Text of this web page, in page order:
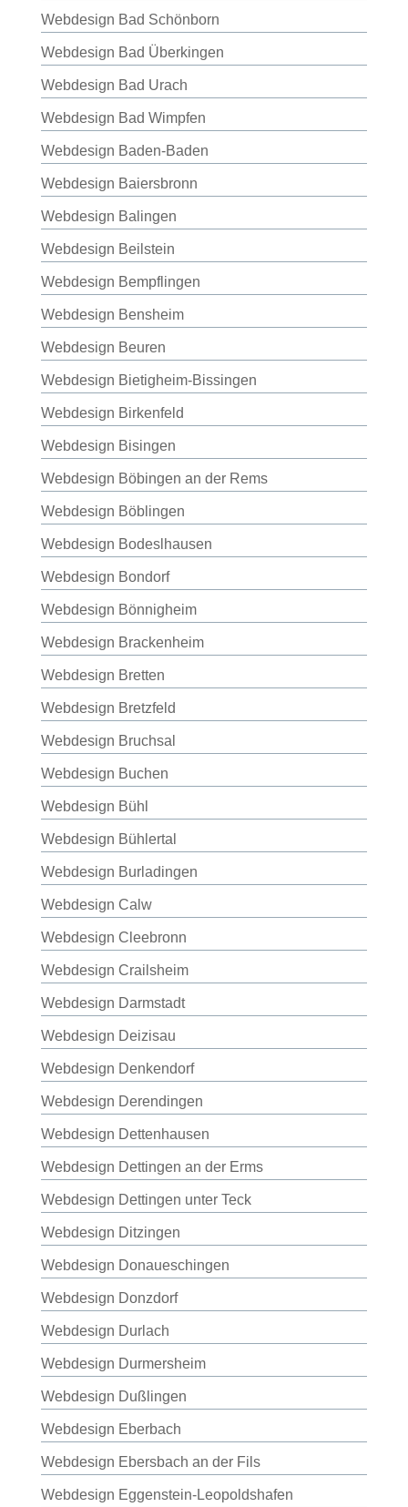
Webdesign Bad Schönborn
Webdesign Bad Überkingen
Webdesign Bad Urach
Webdesign Bad Wimpfen
Webdesign Baden-Baden
Webdesign Baiersbronn
Webdesign Balingen
Webdesign Beilstein
Webdesign Bempflingen
Webdesign Bensheim
Webdesign Beuren
Webdesign Bietigheim-Bissingen
Webdesign Birkenfeld
Webdesign Bisingen
Webdesign Böbingen an der Rems
Webdesign Böblingen
Webdesign Bodeslhausen
Webdesign Bondorf
Webdesign Bönnigheim
Webdesign Brackenheim
Webdesign Bretten
Webdesign Bretzfeld
Webdesign Bruchsal
Webdesign Buchen
Webdesign Bühl
Webdesign Bühlertal
Webdesign Burladingen
Webdesign Calw
Webdesign Cleebronn
Webdesign Crailsheim
Webdesign Darmstadt
Webdesign Deizisau
Webdesign Denkendorf
Webdesign Derendingen
Webdesign Dettenhausen
Webdesign Dettingen an der Erms
Webdesign Dettingen unter Teck
Webdesign Ditzingen
Webdesign Donaueschingen
Webdesign Donzdorf
Webdesign Durlach
Webdesign Durmersheim
Webdesign Dußlingen
Webdesign Eberbach
Webdesign Ebersbach an der Fils
Webdesign Eggenstein-Leopoldshafen